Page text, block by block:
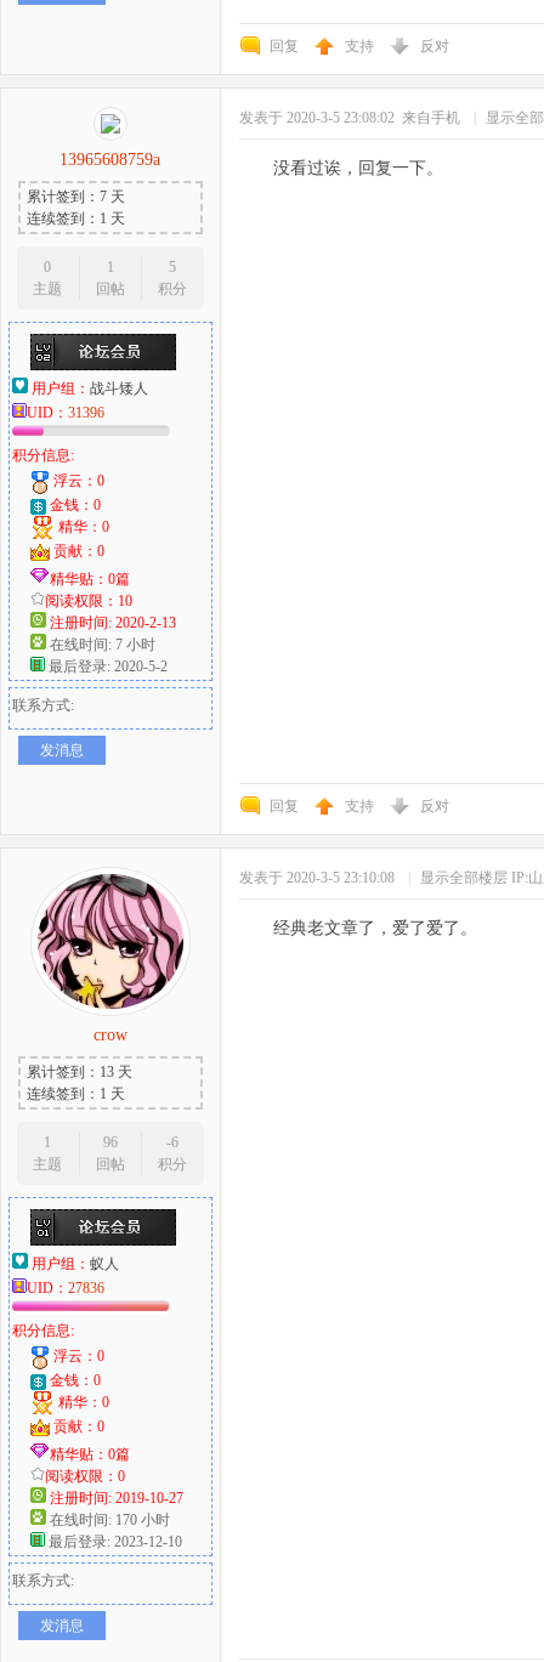
回复 支持 反对
13965608759a
累计签到：7 天
连续签到：1 天
0
主题
1
回帖
5
积分
用户组： 战斗矮人
UID： 31396
积分信息:
浮云：0
金钱：0
精华：0
贡献：0
精华贴：0篇
阅读权限：10
注册时间: 2020-2-13
在线时间: 7 小时
最后登录: 2020-5-2
联系方式:
发消息
发表于 2020-3-5 23:08:02 来自手机 显示全
没看过诶，回复一下。
回复 支持 反对
crow
累计签到：13 天
连续签到：1 天
1
主题
96
回帖
-6
积分
用户组： 蚁人
UID： 27836
积分信息:
浮云：0
金钱：0
精华：0
贡献：0
精华贴：0篇
阅读权限：0
注册时间: 2019-10-27
在线时间: 170 小时
最后登录: 2023-12-10
联系方式:
发消息
发表于 2020-3-5 23:10:08 显示全部楼层 IP:
经典老文章了，爱了爱了。